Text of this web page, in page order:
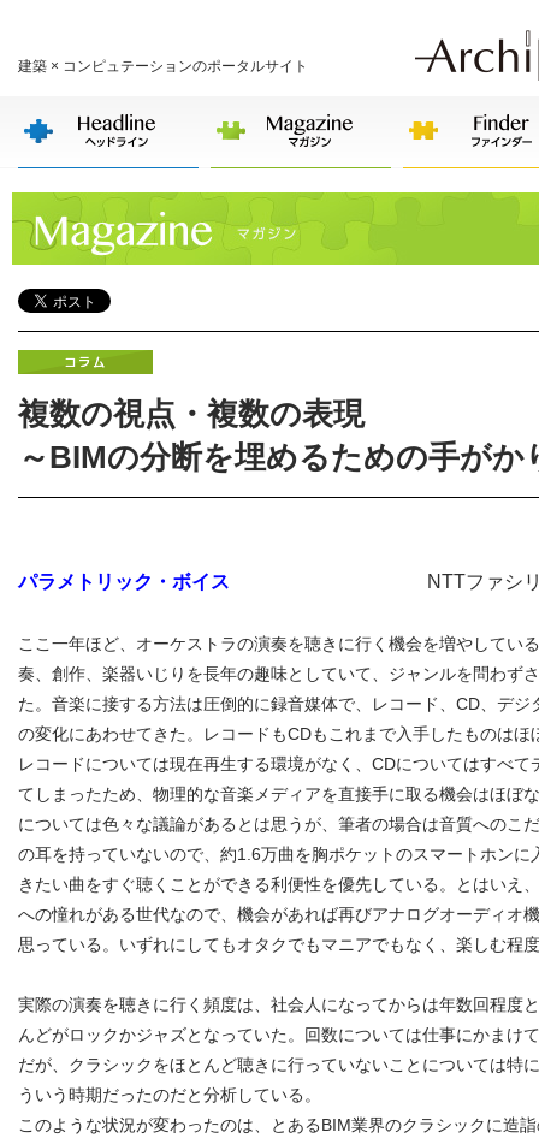
建築 × コンピュテーションのポータルサイト
複数の視点・複数の表現
～BIMの分断を埋めるための手がか
パラメトリック・ボイス NTTファシリティ
ここ一年ほど、オーケストラの演奏を聴きに行く機会を増やしてい
奏、創作、楽器いじりを長年の趣味としていて、ジャンルを問わず
た。音楽に接する方法は圧倒的に録音媒体で、レコード、CD、デ
の変化にあわせてきた。レコードもCDもこれまで入手したものはほ
レコードについては現在再生する環境がなく、CDについてはすべて
てしまったため、物理的な音楽メディアを直接手に取る機会はほぼ
については色々な議論があるとは思うが、筆者の場合は音質へのこ
の耳を持っていないので、約1.6万曲を胸ポケットのスマートホンに
きたい曲をすぐ聴くことができる利便性を優先している。とはいえ
への憧れがある世代なので、機会があれば再びアナログオーディオ
思っている。いずれにしてもオタクでもマニアでもなく、楽しむ程
実際の演奏を聴きに行く頻度は、社会人になってからは年数回程度
んどがロックかジャズとなっていた。回数については仕事にかまけ
だが、クラシックをほとんど聴きに行っていないことについては特
ういう時期だったのだと分析している。
このような状況が変わったのは、とあるBIM業界のクラシックに造